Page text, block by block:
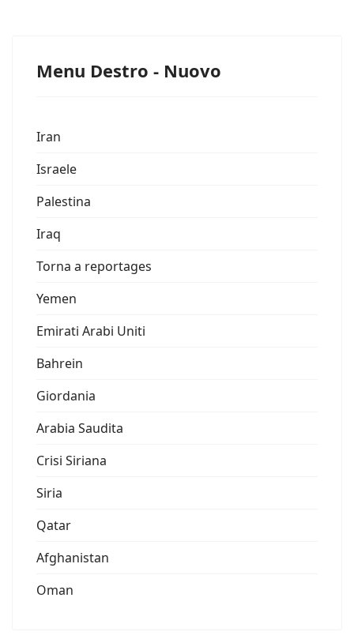
Menu Destro - Nuovo
Iran
Israele
Palestina
Iraq
Torna a reportages
Yemen
Emirati Arabi Uniti
Bahrein
Giordania
Arabia Saudita
Crisi Siriana
Siria
Qatar
Afghanistan
Oman